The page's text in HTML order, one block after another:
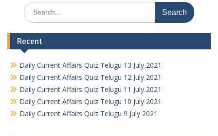
Search
for:
Recent
Daily Current Affairs Quiz Telugu 13 July 2021
Daily Current Affairs Quiz Telugu 12 July 2021
Daily Current Affairs Quiz Telugu 11 July 2021
Daily Current Affairs Quiz Telugu 10 July 2021
Daily Current Affairs Quiz Telugu 9 July 2021